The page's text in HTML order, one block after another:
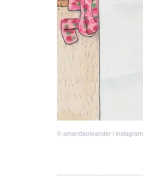
© amandaoleander / Instagram